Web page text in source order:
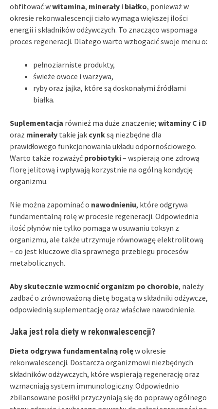
obfitować wwitamina, minerały i białko, ponieważ w
okresie rekonwalescencji ciało wymaga większej ilości
energii i składników odżywczych. To znacząco wspomaga
proces regeneracji. Dlatego warto wzbogacić swoje menu o:
pełnoziarniste produkty,
świeże owoce i warzywa,
ryby oraz jajka, które są doskonałymi źródłami
białka.
Suplementacja również ma duże znaczenie; witaminy C i D
oraz minerały takie jak cynksą niezbędne dla
prawidłowego funkcjonowania układu odpornościowego.
Warto także rozważyć probiotyki– wspierają one zdrową
florę jelitową i wpływają korzystnie na ogólną kondycję
organizmu.
Nie można zapominać o nawodnieniu, które odgrywa
fundamentalną rolę w procesie regeneracji. Odpowiednia
ilość płynów nie tylko pomaga w usuwaniu toksyn z
organizmu, ale także utrzymuje równowagę elektrolitową
– co jest kluczowe dla sprawnego przebiegu procesów
metabolicznych.
Aby skutecznie wzmocnić organizm po chorobie, należy
zadbać o zrównoważoną dietę bogatą w składniki odżywcze,
odpowiednią suplementację oraz właściwe nawodnienie.
Jaka jest rola diety w rekonwalescencji?
Dieta odgrywa fundamentalną rolęw okresie
rekonwalescencji. Dostarcza organizmowi niezbędnych
składników odżywczych, które wspierają regenerację oraz
wzmacniają system immunologiczny. Odpowiednio
zbilansowane posiłki przyczyniają się do poprawy ogólnego